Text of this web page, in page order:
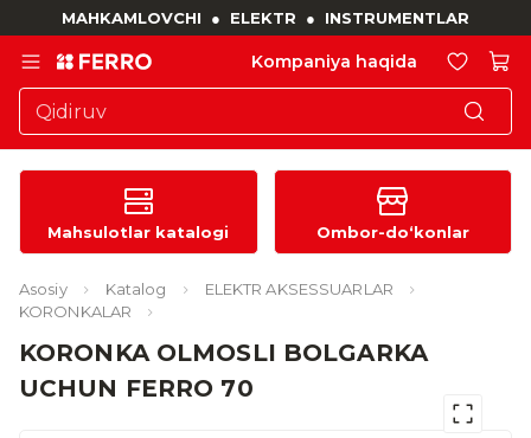
MAHKAMLOVCHI ● ELEKTR ● INSTRUMENTLAR
Kompaniya haqida
Mahsulotlar katalogi Ombor-do‘konlar
Asosiy Katalog
ELEKTR AKSESSUARLAR
KORONKALAR
KORONKA OLMOSLI BOLGARKA
UCHUN FERRO 70